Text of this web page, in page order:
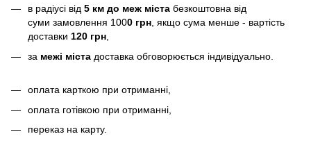
в радіусі від 5 км до меж міста безкоштовна від
суми замовлення 1000 грн, якщо сума менше - вартість
доставки 120 грн,
за межі міста доставка обговорюється індивідуально.
оплата карткою при отриманні,
оплата готівкою при отриманні,
переказ на карту.